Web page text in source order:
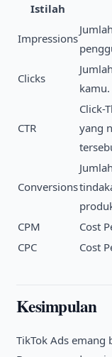
Istilah
Impressions
Clicks
kamu.
CTR
Click-
yang
Conversions
CPM
Cost
CPC
Cost
Kesimpulan
TikTok Ads emang